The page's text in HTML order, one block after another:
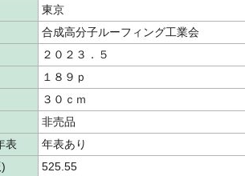
東京
合成高分子ルーフィング工業会
２０２３．５
１８９ｐ
３０ｃｍ
非売品
表
年表あり
525.55